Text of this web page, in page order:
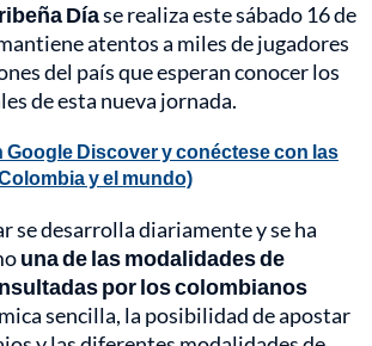
Díase realiza este sábado 16 de
atentos a miles de jugadores
del país que esperan conocer los
de esta nueva jornada.
Google Discover y conéctese con las
y el mundo)
se desarrolla diariamente y se ha
una de las modalidades de
por los colombianos
sencilla, la posibilidad de apostar